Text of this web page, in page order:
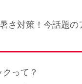
さ対策！今話題
って？